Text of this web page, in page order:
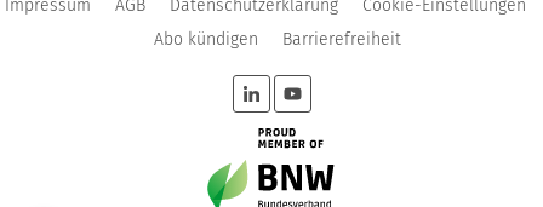
Impressum AGB Datenschutzerklärung
Cookie-Einstellungen
Abo kündigen
Barrierefreiheit